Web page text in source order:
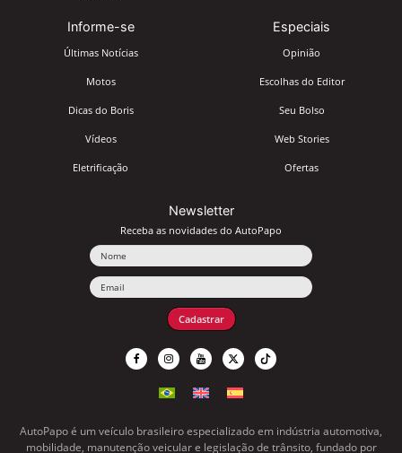
Informe-se
Últimas Notícias
Motos
Dicas do Boris
Vídeos
Eletrificação
Especiais
Opinião
Escolhas do Editor
Seu Bolso
Web Stories
Ofertas
Newsletter
Receba as novidades do AutoPapo
Cadastrar
AutoPapo é um veículo brasileiro especializado em indústria automotiva,
mobilidade, manutenção veicular e legislação de trânsito, fundado por